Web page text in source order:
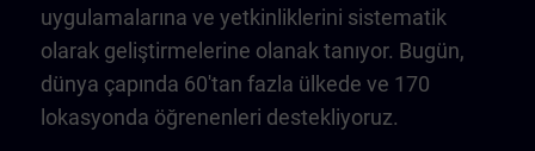
uygulamalarına ve yetkinliklerini sistematik
olarak geliştirmelerine olanak tanıyor. Bugün,
dünya çapında 60'tan fazla ülkede ve 170
lokasyonda öğrenenleri destekliyoruz.